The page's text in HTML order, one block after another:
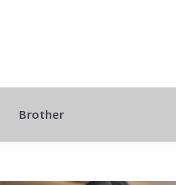
Brother